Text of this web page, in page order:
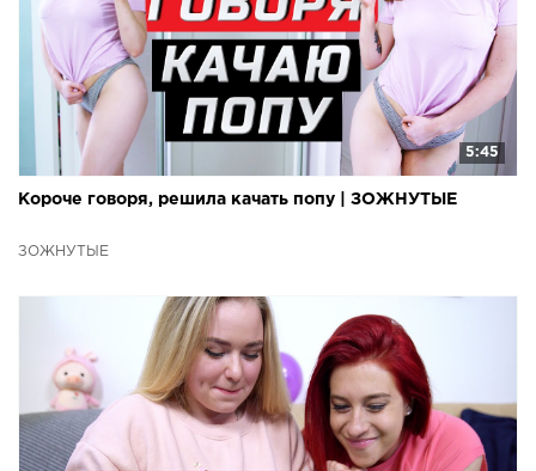
5:45
Короче говоря, решила качать попу | ЗОЖНУТЫЕ
ЗОЖНУТЫЕ